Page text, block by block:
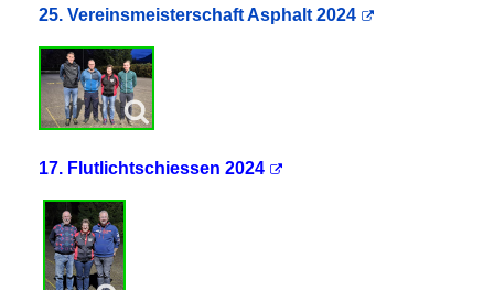
25. Vereinsmeisterschaft Asphalt 2024
17. Flutlichtschiessen 2024